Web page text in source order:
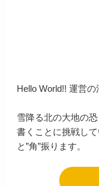
Hello World!! 運営の
雪降る北の大地の
書くことに挑戦し
と”角”振ります。